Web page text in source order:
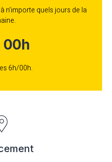
n’importe quels jours de la
00h
6h/00h.